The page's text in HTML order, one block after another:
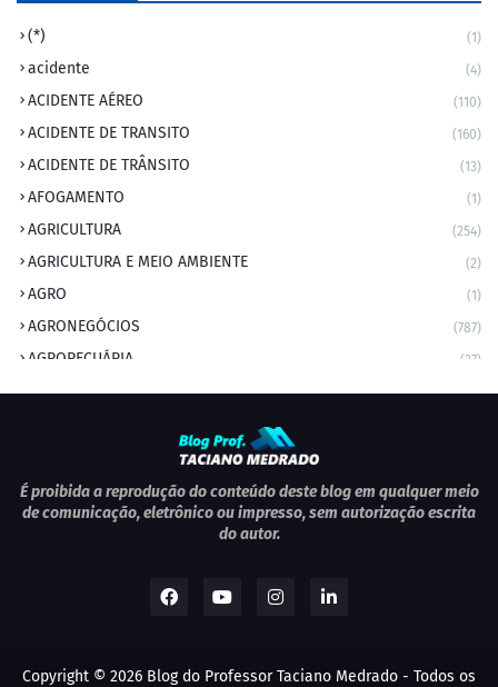
(*) (1)
acidente (4)
ACIDENTE AÉREO (110)
ACIDENTE DE TRANSITO (160)
ACIDENTE DE TRÂNSITO (13)
AFOGAMENTO (1)
AGRICULTURA (254)
AGRICULTURA E MEIO AMBIENTE (2)
AGRO (1)
AGRONEGÓCIOS (787)
AGROPECUÁRIA (37)
AMBIENTE (9)
ANIVERSÁRIO DA CIDADE
ANIVERSÁRIOS (1)
APEXBRASIL (1)
AVIAÇÃO (1)
É proibida a reprodução do conteúdo deste blog em qualquer meio
de comunicação, eletrônico ou impresso, sem autorização escrita
do autor.
Copyright © 2026 Blog do Professor Taciano Medrado - Todos os